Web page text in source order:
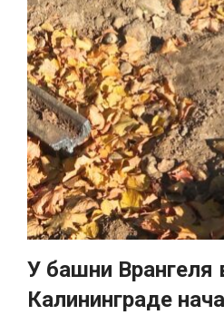
У башни Врангеля
Калининграде